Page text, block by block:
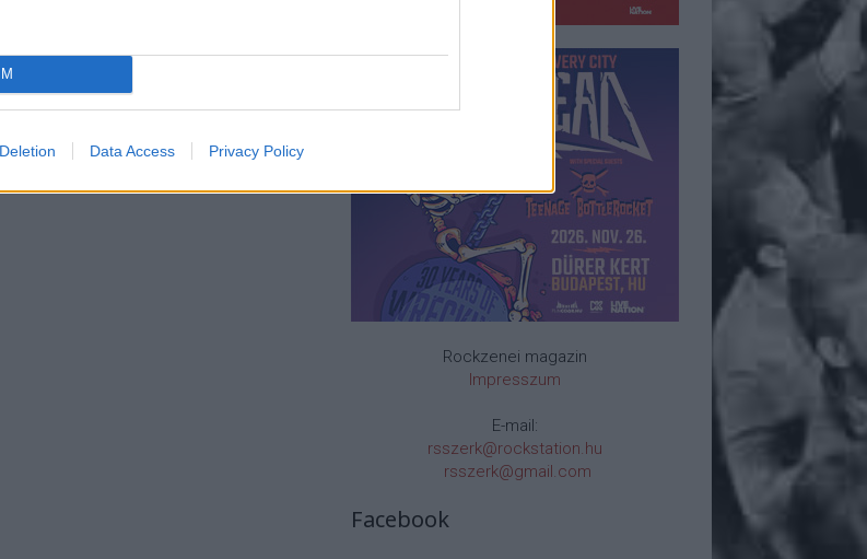
Data Access Privacy Policy
Rockzenei magazin
Impresszum
E-mail:
rsszerk@rockstation.hu
rsszerk@gmail.com
Facebook